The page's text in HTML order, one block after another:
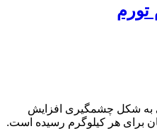
تورم
به شکل چشمگیری افزایش
برای هر کیلوگرم رسیده است.